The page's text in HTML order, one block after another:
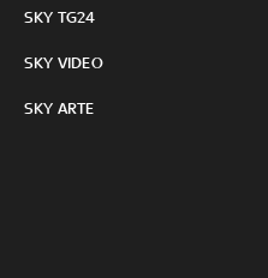
SKY TG24
SKY VIDEO
SKY ARTE